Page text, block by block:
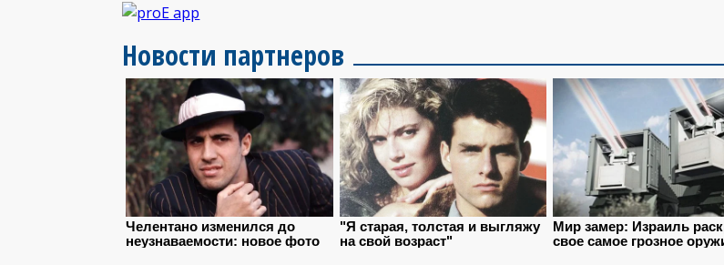
Новости партнеров